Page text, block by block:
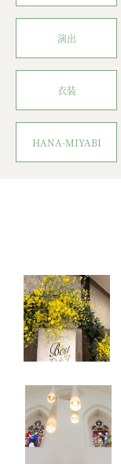
演出
衣装
HANA-MIYABI